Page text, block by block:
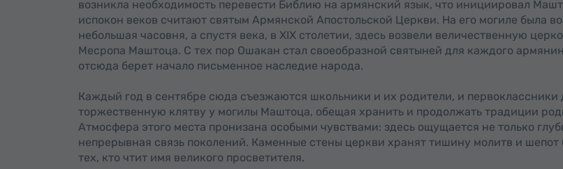
возникла необходимость перевести Библию на армянский язык, что инициировал
испокон веков считают святым Армянской Апостольской Церкви. На его могиле была
небольшая часовня, а спустя века, в XIX столетии, здесь возвели величественную
Месропа Маштоца. С тех пор Ошакан стал своеобразной святыней для каждого
отсюда берет начало письменное наследие народа.
Каждый год в сентябре сюда съезжаются школьники и их родители, и первоклассники
торжественную клятву у могилы Маштоца, обещая хранить и продолжать традиции
Атмосфера этого места пронизана особыми чувствами: здесь ощущается не только
непрерывная связь поколений. Каменные стены церкви хранят тишину молитв и шепот
тех, кто чтит имя великого просветителя.